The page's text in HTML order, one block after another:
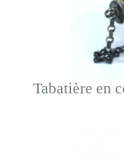
Tabatière en